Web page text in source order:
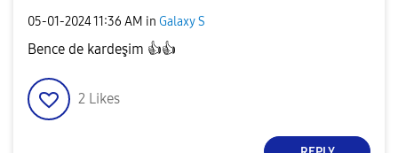
‎05-01-202411:36 AM in Galaxy S
Bence de kardeşim 👍👍
2 Likes